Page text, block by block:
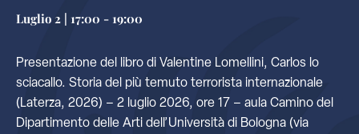
Luglio 2 | 17:00 - 19:00
Presentazione del libro di Valentine Lomellini, Carlos lo
sciacallo. Storia del più temuto terrorista internazionale
(Laterza, 2026) – 2 luglio 2026, ore 17 – aula Camino del
Dipartimento delle Arti dell’Università di Bologna (via